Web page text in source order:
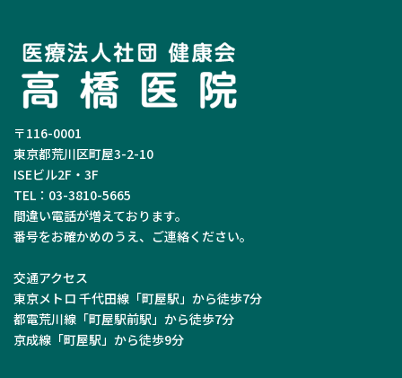
〒116-0001
東京都荒川区町屋3-2-10
ISEビル2F・3F
TEL：03-3810-5665
間違い電話が増えております。
番号をお確かめのうえ、ご連絡ください。
交通アクセス
東京メトロ 千代田線「町屋駅」から徒歩7分
都電荒川線「町屋駅前駅」から徒歩7分
京成線「町屋駅」から徒歩9分